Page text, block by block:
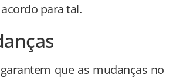
para tal.
que as mudanças no